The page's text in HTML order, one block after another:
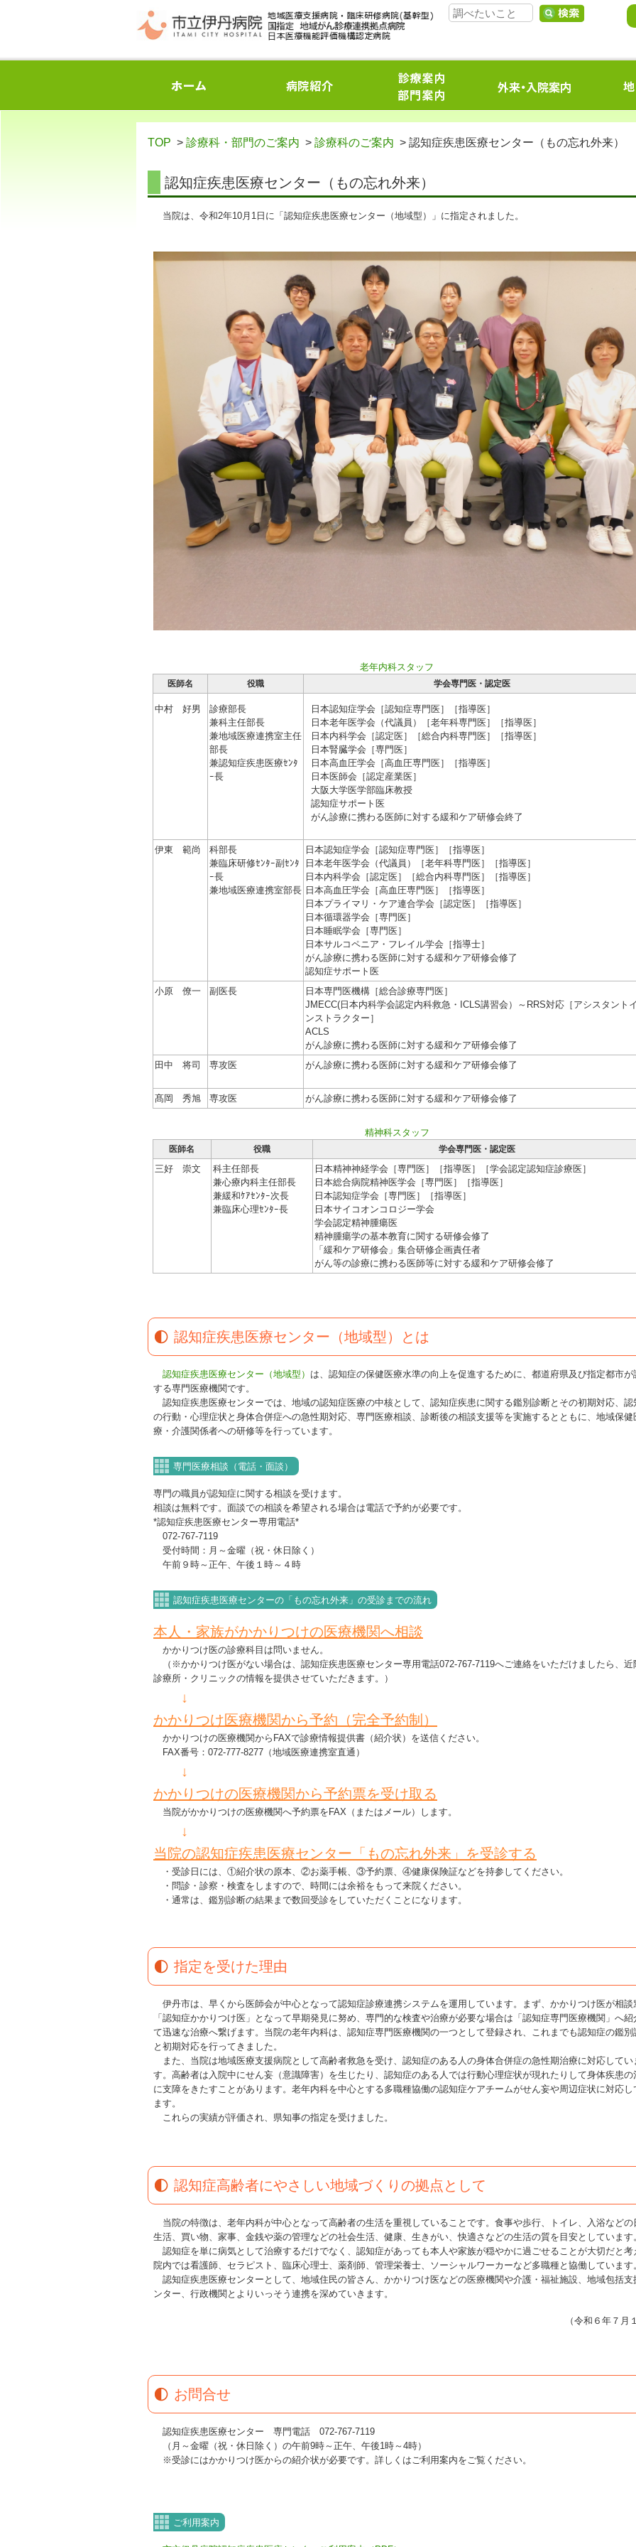
TOP > 診療科・部門のご案内 > 診療科のご案内 > 認知症疾患医療センター（もの忘れ外来）
認知症疾患医療センター（もの忘れ外来）
当院は、令和2年10月1日に「認知症疾患医療センター（地域型）」に指定されました。
老年内科スタッフ
医師名 役職 学会専門医・認定医
中村 好男
診療部長
兼科主任部長
兼地域医療連携室主任
部長
兼認知症疾患医療ｾﾝﾀ
ｰ長
日本認知症学会［認知症専門医］［指導医］
日本老年医学会（代議員）［老年科専門医］［指導医］
日本内科学会［認定医］［総合内科専門医］［指導医］
日本腎臓学会［専門医］
日本高血圧学会［高血圧専門医］［指導医］
日本医師会［認定産業医］
大阪大学医学部臨床教授
認知症サポート医
がん診療に携わる医師に対する緩和ケア研修会終了
伊東 範尚
科部長
兼臨床研修ｾﾝﾀｰ副ｾﾝﾀ
ｰ長
兼地域医療連携室部長
日本認知症学会［認知症専門医］［指導医］
日本老年医学会（代議員）［老年科専門医］［指導医］
日本内科学会［認定医］［総合内科専門医］［指導医］
日本高血圧学会［高血圧専門医］［指導医］
日本プライマリ・ケア連合学会［認定医］［指導医］
日本循環器学会［専門医］
日本睡眠学会［専門医］
日本サルコペニア・フレイル学会［指導士］
がん診療に携わる医師に対する緩和ケア研修会修了
認知症サポート医
小原 僚一
副医長
日本専門医機構［総合診療専門医］
JMECC(日本内科学会認定内科救急・ICLS講習会）～RRS対応［アシスタント
ンストラクター］
ACLS
がん診療に携わる医師に対する緩和ケア研修会修了
田中 将司
専攻医 がん診療に携わる医師に対する緩和ケア研修会修了
髙岡 秀旭 専攻医 がん診療に携わる医師に対する緩和ケア研修会修了
精神科スタッフ
医師名 役職 学会専門医・認定医
三好 崇文
科主任部長
兼心療内科主任部長
兼緩和ｹｱｾﾝﾀｰ次長
兼臨床心理ｾﾝﾀｰ長
日本精神神経学会［専門医］［指導医］［学会認定認知症診療医］
日本総合病院精神医学会［専門医］［指導医］
日本認知症学会［専門医］［指導医］
日本サイコオンコロジー学会
学会認定精神腫瘍医
精神腫瘍学の基本教育に関する研修会修了
「緩和ケア研修会」集合研修企画責任者
がん等の診療に携わる医師等に対する緩和ケア研修会修了
認知症疾患医療センター（地域型）とは
認知症疾患医療センター（地域型） は、認知症の保健医療水準の向上を促進するために、都道府県及び指定都市が
する専門医療機関です。
認知症疾患医療センターでは、地域の認知症医療の中核として、認知症疾患に関する鑑別診断とその初期対応、認
の行動・心理症状と身体合併症への急性期対応、専門医療相談、診断後の相談支援等を実施するとともに、地域保健
療・介護関係者への研修等を行っています。
専門医療相談（電話・面談）
専門の職員が認知症に関する相談を受けます。
相談は無料です。面談での相談を希望される場合は電話で予約が必要です。
*認知症疾患医療センター専用電話*
072-767-7119
受付時間：月～金曜（祝・休日除く）
午前９時～正午、午後１時～４時
認知症疾患医療センターの「もの忘れ外来」の受診までの流れ
本人・家族がかかりつけの医療機関へ相談
かかりつけ医の診療科目は問いません。
（※かかりつけ医がない場合は、認知症疾患医療センター専用電話072-767-7119へご連絡をいただけましたら、近
診療所・クリニックの情報を提供させていただきます。）
↓
かかりつけ医療機関から予約（完全予約制）
かかりつけの医療機関からFAXで診療情報提供書（紹介状）を送信ください。
FAX番号：072-777-8277（地域医療連携室直通）
↓
かかりつけの医療機関から予約票を受け取る
当院がかかりつけの医療機関へ予約票をFAX（またはメール）します。
↓
当院の認知症疾患医療センター「もの忘れ外来」を受診する
・受診日には、①紹介状の原本、②お薬手帳、③予約票、④健康保険証などを持参してください。
・問診・診察・検査をしますので、時間には余裕をもって来院ください。
・通常は、鑑別診断の結果まで数回受診をしていただくことになります。
指定を受けた理由
伊丹市は、早くから医師会が中心となって認知症診療連携システムを運用しています。まず、かかりつけ医が相談
「認知症かかりつけ医」となって早期発見に努め、専門的な検査や治療が必要な場合は「認知症専門医療機関」へ紹
て迅速な治療へ繋げます。当院の老年内科は、認知症専門医療機関の一つとして登録され、これまでも認知症の鑑別
と初期対応を行ってきました。
また、当院は地域医療支援病院として高齢者救急を受け、認知症のある人の身体合併症の急性期治療に対応してい
す。高齢者は入院中にせん妄（意識障害）を生じたり、認知症のある人では行動心理症状が現れたりして身体疾患の
に支障をきたすことがあります。老年内科を中心とする多職種協働の認知症ケアチームがせん妄や周辺症状に対応し
ます。
これらの実績が評価され、県知事の指定を受けました。
認知症高齢者にやさしい地域づくりの拠点として
当院の特徴は、老年内科が中心となって高齢者の生活を重視していることです。食事や歩行、トイレ、入浴などの
生活、買い物、家事、金銭や薬の管理などの社会生活、健康、生きがい、快適さなどの生活の質を目安としています
認知症を単に病気として治療するだけでなく、認知症があっても本人や家族が穏やかに過ごせることが大切だと考
院内では看護師、セラピスト、臨床心理士、薬剤師、管理栄養士、ソーシャルワーカーなど多職種と協働しています
認知症疾患医療センターとして、地域住民の皆さん、かかりつけ医などの医療機関や介護・福祉施設、地域包括支
ンター、行政機関とよりいっそう連携を深めていきます。
（令和６年７月
お問合せ
認知症疾患医療センター 専門電話 072-767-7119
（月～金曜（祝・休日除く）の午前9時～正午、午後1時～4時）
※受診にはかかりつけ医からの紹介状が必要です。詳しくはご利用案内をご覧ください。
ご利用案内